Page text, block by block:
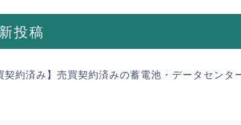
投稿
契約済み】売買契約済みの蓄電池・データセン